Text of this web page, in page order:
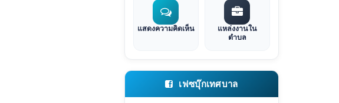
แสดงความคิดเห็น
แหล่งงานใน
ตำบล
เฟซบุ๊กเทศบาล